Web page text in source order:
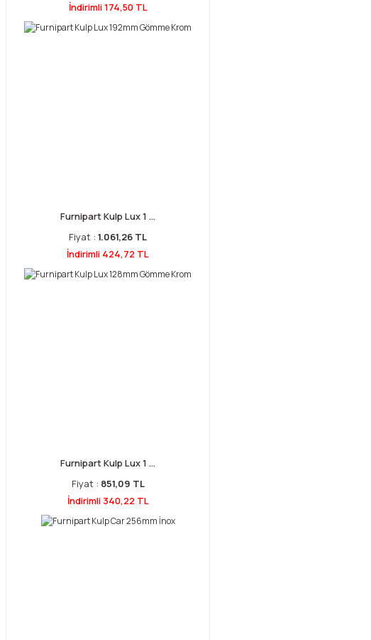
İndirimli 174,50 TL
Furnipart Kulp Lux 1 ...
Fiyat : 1.061,26 TL
İndirimli 424,72 TL
Furnipart Kulp Lux 1 ...
Fiyat : 851,09 TL
İndirimli 340,22 TL